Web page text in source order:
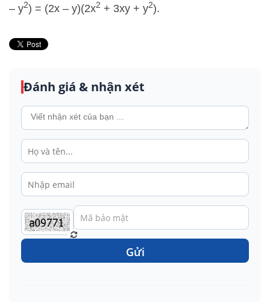
– y2) = (2x – y)(2x2 + 3xy + y2).
Đánh giá & nhận xét
Gửi